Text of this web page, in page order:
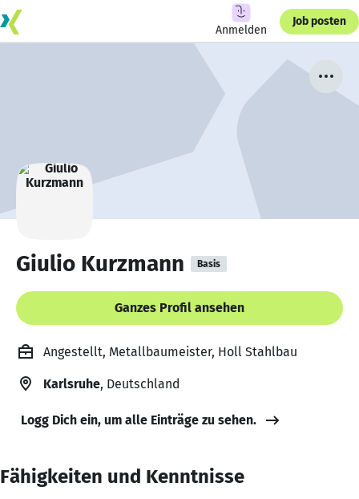
Anmelden
Job posten
Giulio Kurzmann Basis
Ganzes Profil ansehen
Angestellt, Metallbaumeister, Holl Stahlbau
Karlsruhe, Deutschland
Logg Dich ein, um alle Einträge zu sehen.
Fähigkeiten und Kenntnisse